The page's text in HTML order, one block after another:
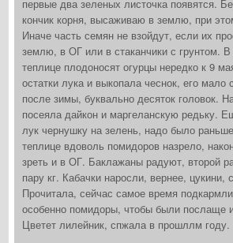
первые два зеленых листочка появятся.
кончик корня, высаживаю в землю, при
Иначе часть семян не взойдут, если их
землю, в ОГ или в стаканчики с грунтом.
теплице плодоносят огурцы нередко к 9
остатки лука и выкопала чеснок, его
после зимы, буквально десяток головок.
посеяла дайкон и маргеланскую редьку.
лук чернушку на зелень, надо было
теплице вдоволь помидоров назрело,
зреть и в ОГ. Баклажаны радуют, второй
пару кг. Кабачки наросли, вернее, цукини,
Прочитала, сейчас самое время
особенно помидоры, чтобы были послаще
Цветет лилейник, спжала в прошллм году.